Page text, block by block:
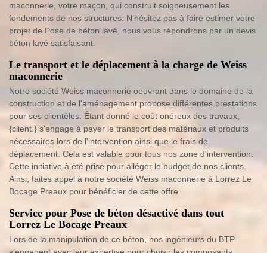
maconnerie, votre maçon, qui construit soigneusement les
fondements de nos structures. N’hésitez pas à faire estimer votre
projet de Pose de béton lavé, nous vous répondrons par un devis
béton lavé satisfaisant.
Le transport et le déplacement à la charge de Weiss
maconnerie
Notre société Weiss maconnerie oeuvrant dans le domaine de la
construction et de l'aménagement propose différentes prestations
pour ses clientèles. Étant donné le coût onéreux des travaux,
{client.} s'engage à payer le transport des matériaux et produits
nécessaires lors de l'intervention ainsi que le frais de
déplacement. Cela est valable pour tous nos zone d'intervention.
Cette initiative à été prise pour alléger le budget de nos clients.
Ainsi, faites appel à notre société Weiss maconnerie à Lorrez Le
Bocage Preaux pour bénéficier de cette offre.
Service pour Pose de béton désactivé dans tout
Lorrez Le Bocage Preaux
Lors de la manipulation de ce béton, nos ingénieurs du BTP